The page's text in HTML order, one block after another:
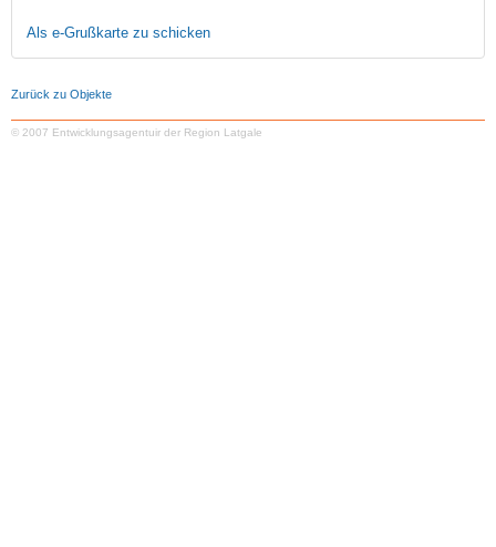
Als e-Grußkarte zu schicken
Zurück zu Objekte
© 2007 Entwicklungsagentuir der Region Latgale